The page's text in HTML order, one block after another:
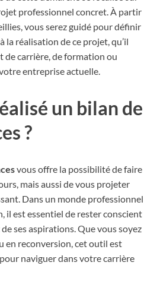
professionnel concret. À partir
vous serez guidé pour définir
la réalisation de ce projet, qu’il
de carrière, de formation ou
entreprise actuelle.
un bilan de
?
vous offre la possibilité de faire
mais aussi de vous projeter
Dans un monde professionnel
il est essentiel de rester conscient
ses aspirations. Que vous soyez
en reconversion, cet outil est
naviguer dans votre carrière